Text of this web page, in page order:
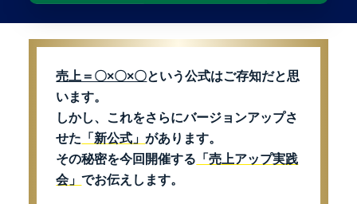
売上＝〇×〇×〇という公式はご存知だと思
います。
しかし、これをさらにバージョンアップさ
せた 「新公式」があります。
その秘密を今回開催する 「売上アップ実践
会」でお伝えします。